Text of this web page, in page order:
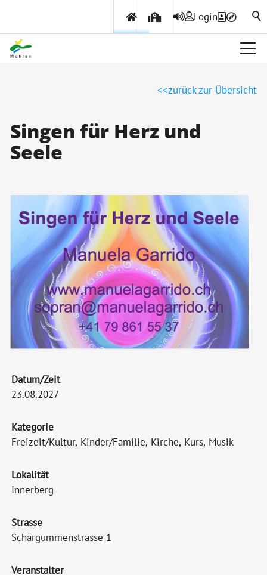
Login
Politik & Verwaltung
Themen & Services
zurück zur Übersicht
Singen für Herz und
Seele
Datum/Zeit
23.08.2027
Kategorie
Freizeit/Kultur, Kinder/Familie, Kirche, Kurs, Musik
Lokalität
Innerberg
Strasse
Schärgummenstrasse 1
Veranstalter